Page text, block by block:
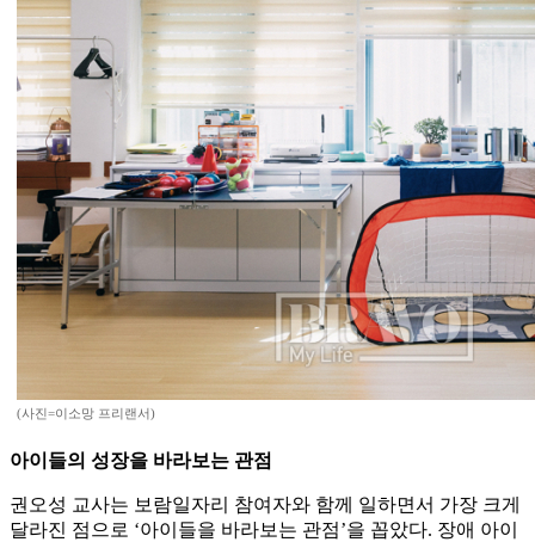
(사진=이소망 프리랜서)
아이들의 성장을 바라보는 관점
권오성 교사는 보람일자리 참여자와 함께 일하면서 가장 크게
달라진 점으로 ‘아이들을 바라보는 관점’을 꼽았다. 장애 아이